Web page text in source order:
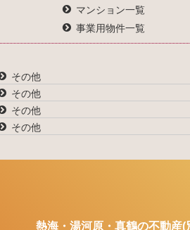
マンション一覧
事業用物件一覧
その他
その他
その他
その他
熱海・湯河原・真鶴の不動産(